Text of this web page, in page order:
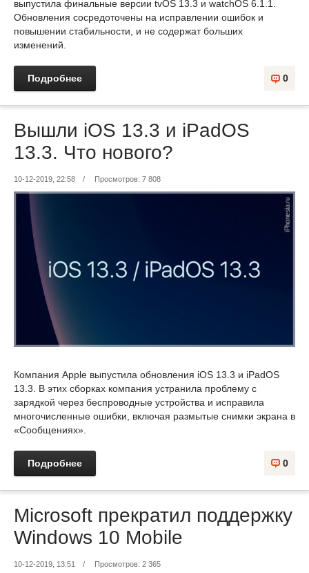
выпустила финальные версии tvOS 13.3 и watchOS 6.1.1.
Обновления сосредоточены на исправлении ошибок и
повышении стабильности, и не содержат больших
изменений.
Подробнее 0
Вышли iOS 13.3 и iPadOS
13.3. Что нового?
10-12-2019, 22:58 / Просмотров: 7 808
Компания Apple выпустила обновления iOS 13.3 и iPadOS
13.3. В этих сборках компания устранила проблему с
зарядкой через беспроводные устройства и исправила
многочисленные ошибки, включая размытые снимки экрана в
«Сообщениях».
Подробнее 0
Microsoft прекратил поддержку
Windows 10 Mobile
10-12-2019, 13:51 / Просмотров: 2 365